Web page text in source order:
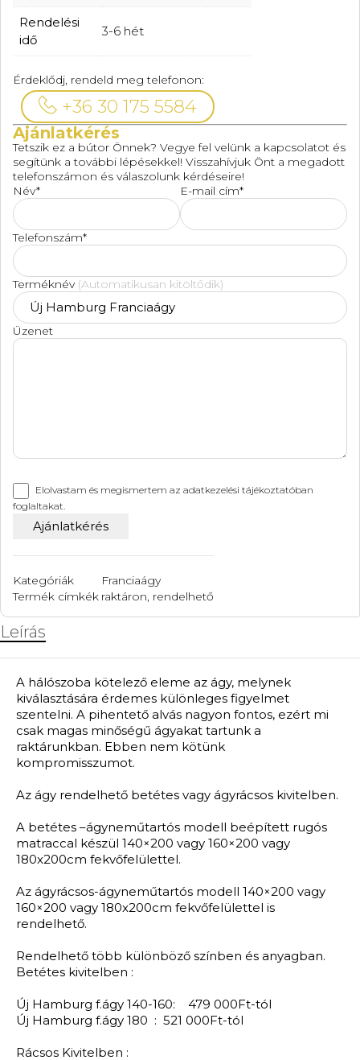
Rendelési
idő
3-6 hét
Érdeklődj, rendeld meg telefonon:
+36 30 175 5584
Ajánlatkérés
Tetszik ez a bútor Önnek? Vegye fel velünk a kapcsolatot és
segítünk a további lépésekkel! Visszahívjuk Önt a megadott
telefonszámon és válaszolunk kérdéseire!
Név*
E-mail cím*
Telefonszám*
Terméknév (Automatikusan kitöltődik)
Üzenet
Elolvastam és megismertem az adatkezelési tájékoztatóban
foglaltakat.
Kategóriák
Franciaágy
Termék címkék raktáron, rendelhető
Leírás
A hálószoba kötelező eleme az ágy, melynek
kiválasztására érdemes különleges figyelmet
szentelni. A pihentető alvás nagyon fontos, ezért mi
csak magas minőségű ágyakat tartunk a
raktárunkban. Ebben nem kötünk
kompromisszumot.
Az ágy rendelhető betétes vagy ágyrácsos kivitelben.
A betétes –ágyneműtartós modell beépített rugós
matraccal készül 140×200 vagy 160×200 vagy
180x200cm fekvőfelülettel.
Az ágyrácsos-ágyneműtartós modell 140×200 vagy
160×200 vagy 180x200cm fekvőfelülettel is
rendelhető.
Rendelhető több különböző színben és anyagban.
Betétes kivitelben :
Új Hamburg f.ágy 140-160: 479 000Ft-tól
Új Hamburg f.ágy 180 : 521 000Ft-tól
Rácsos Kivitelben :